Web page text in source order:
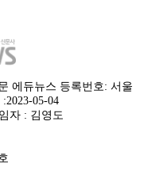
에듀뉴스 등록번호: 서울
05-04
자 : 김영도